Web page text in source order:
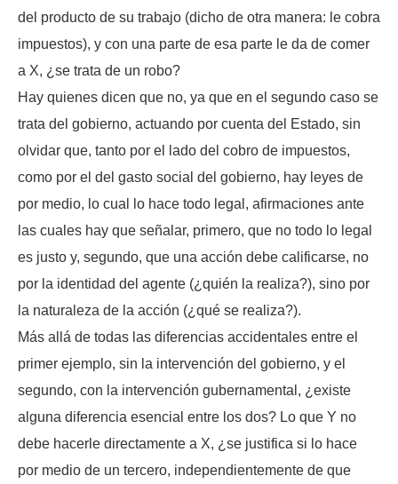
del producto de su trabajo (dicho de otra manera: le cobra
impuestos), y con una parte de esa parte le da de comer
a X, ¿se trata de un robo?
Hay quienes dicen que no, ya que en el segundo caso se
trata del gobierno, actuando por cuenta del Estado, sin
olvidar que, tanto por el lado del cobro de impuestos,
como por el del gasto social del gobierno, hay leyes de
por medio, lo cual lo hace todo legal, afirmaciones ante
las cuales hay que señalar, primero, que no todo lo legal
es justo y, segundo, que una acción debe calificarse, no
por la identidad del agente (¿quién la realiza?), sino por
la naturaleza de la acción (¿qué se realiza?).
Más allá de todas las diferencias accidentales entre el
primer ejemplo, sin la intervención del gobierno, y el
segundo, con la intervención gubernamental, ¿existe
alguna diferencia esencial entre los dos? Lo que Y no
debe hacerle directamente a X, ¿se justifica si lo hace
por medio de un tercero, independientemente de que